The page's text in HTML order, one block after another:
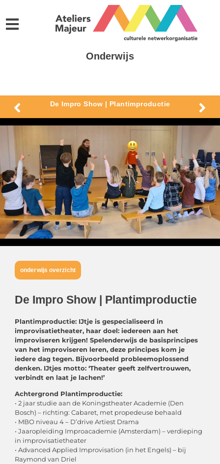
Onderwijs
De Impro Show | Plantimproductie
onderwijs overzicht
De Impro Show | Plantimproductie
Plantimproductie: IJtje is gespecialiseerd in
improvisatietheater, haar doel: iedereen aan het
improviseren krijgen! Spelenderwijs de basisprincipes
van het improviseren leren, deze principes kom je
iedere dag tegen. Bijvoorbeeld probleemoplossend
denken. IJtjes motto: ‘Theater geeft zelfvertrouwen,
verbindt en laat je lachen!’
Achtergrond Plantimproductie:
• 2 jaar studie aan de Koningstheater Academie (Den
Bosch) – richting: Cabaret, met propedeuse behaald
• MBO niveau 4 – D’drive Artiest Drama
• Jaaropleiding Improacademie (Amsterdam) – verdieping
in improvisatietheater
• Advanced Applied Improvisation (in het Engels) – bij
Raymond van Driel